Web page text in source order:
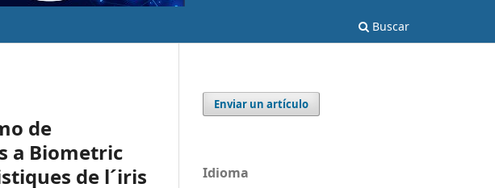
Buscar
de
a Biometric
de l´iris
Enviar un artículo
Idioma